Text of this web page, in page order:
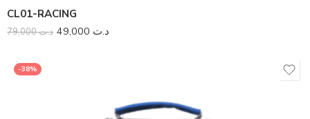
CL01-RACING
د.ت79,000 د.ت
-38%